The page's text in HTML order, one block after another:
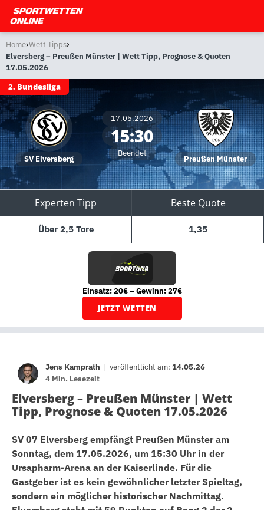
Home›Wett Tipps›
Elversberg – Preußen Münster | Wett Tipp, Prognose & Quoten
17.05.2026
2. Bundesliga
SV Elversberg
17.05.2026
15:30
Beendet
Preußen Münster
Experten Tipp Beste Quote
Über 2,5 Tore 1,35
Einsatz: 20€ – Gewinn: 27€
JETZT WETTEN
Jens Kamprath | veröffentlicht am: 14.05.26
4 Min. Lesezeit
Elversberg – Preußen Münster | Wett
Tipp, Prognose & Quoten 17.05.2026
SV 07 Elversberg empfängt Preußen Münster am
Sonntag, dem 17.05.2026, um 15:30 Uhr in der
Ursapharm-Arena an der Kaiserlinde. Für die
Gastgeber ist es kein gewöhnlicher letzter Spieltag,
sondern ein möglicher historischer Nachmittag.